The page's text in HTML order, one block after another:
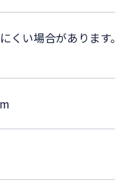
い場合があります。